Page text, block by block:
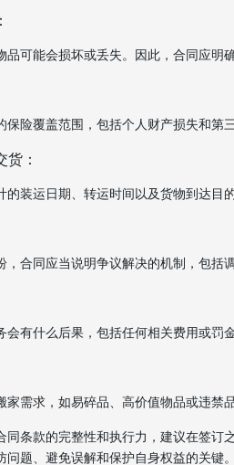
品可能会损坏或丢失。因此，合同应明
保险覆盖范围，包括个人财产损失和第
货：
的装运日期、转运时间以及货物到达目
，合同应当说明争议解决的机制，包括
会有什么后果，包括任何相关费用或罚金
家需求，如易碎品、高价值物品或违禁
同条款的完整性和执行力，建议在签订
问题、避免误解和保护自身权益的关键。